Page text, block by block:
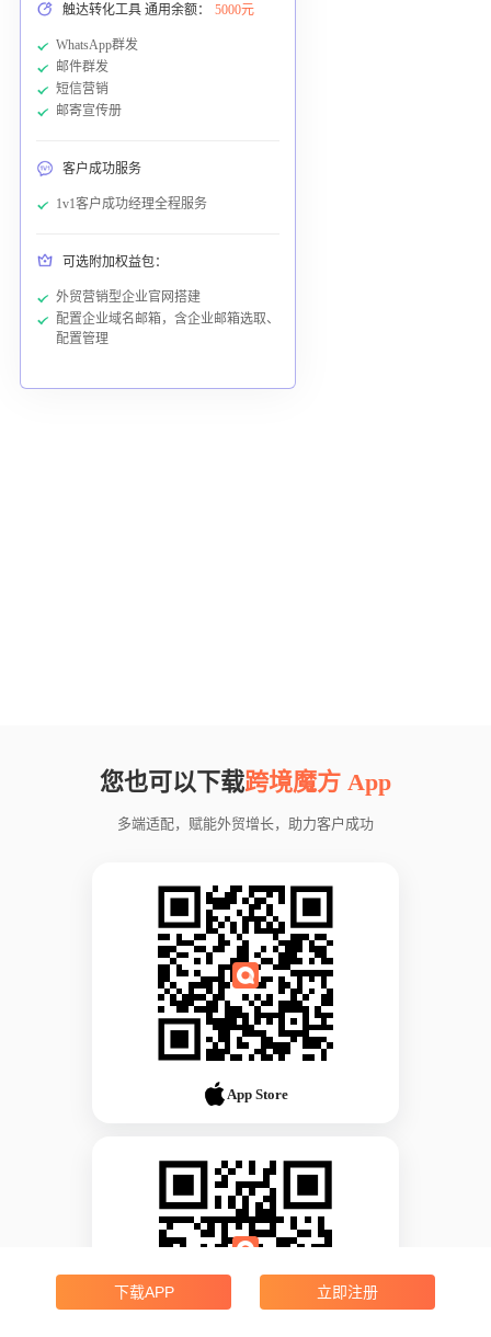
触达转化工具 通用余额： 5000元
WhatsApp群发
邮件群发
短信营销
邮寄宣传册
客户成功服务
1v1客户成功经理全程服务
可选附加权益包：
外贸营销型企业官网搭建
配置企业域名邮箱，含企业邮箱选取、
配置管理
您也可以下载跨境魔方 App
多端适配，赋能外贸增长，助力客户成功
App Store
下载APP 立即注册